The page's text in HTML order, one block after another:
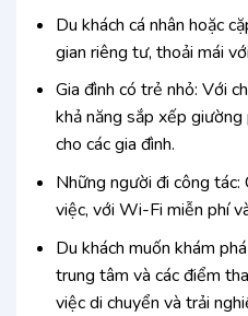
Du khách cá nhân hoặc
gian riêng tư, thoải mái
Gia đình có trẻ nhỏ: Với
khả năng sắp xếp
cho các gia đình.
Những người đi công
việc, với Wi-Fi miễn phí
Du khách muốn khám
trung tâm và các điểm
việc di chuyển và trải